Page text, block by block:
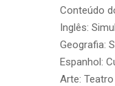
Conteúdo
Inglês:
Geografia:
Espanhol:
Arte: Teatro